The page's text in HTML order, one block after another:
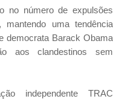
no número de expulsões
uma tendência
democrata Barack Obama
aos clandestinos sem
independente TRAC